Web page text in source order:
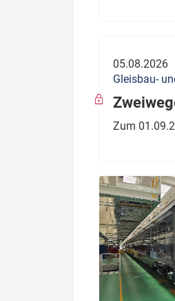
Thema des
Dossier:
Dossier:
05.08.2026
Gleisbau-
Zum